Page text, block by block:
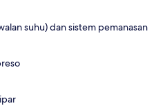
suhu) dan sistem pemanasan